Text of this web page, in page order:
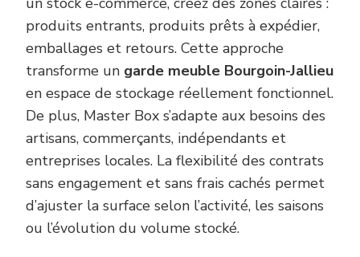
produits entrants, produits prêts à expédier,
emballages et retours. Cette approche
transforme un garde meuble Bourgoin-Jallieu
en espace de stockage réellement fonctionnel.
De plus, Master Box s’adapte aux besoins des
artisans, commerçants, indépendants et
entreprises locales. La flexibilité des contrats
sans engagement et sans frais cachés permet
d’ajuster la surface selon l’activité, les saisons
ou l’évolution du volume stocké.